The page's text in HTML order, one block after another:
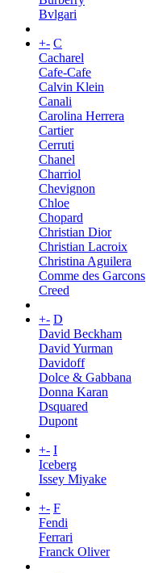
Bvlgari
+- C
Cacharel
Cafe-Cafe
Calvin Klein
Canali
Carolina Herrera
Cartier
Cerruti
Chanel
Charriol
Chevignon
Chloe
Chopard
Christian Dior
Christian Lacroix
Christina Aguilera
Comme des Garcons
Creed
+- D
David Beckham
David Yurman
Davidoff
Dolce & Gabbana
Donna Karan
Dsquared
Dupont
+- I
Iceberg
Issey Miyake
+- F
Fendi
Ferrari
Franck Oliver